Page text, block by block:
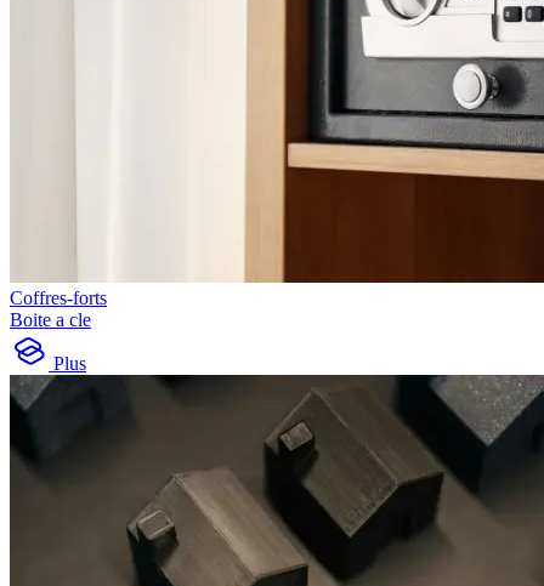
Coffres-forts
Boite a cle
Plus